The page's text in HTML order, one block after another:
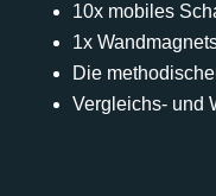
10x mobiles
1x
Die
Vergleichs- und